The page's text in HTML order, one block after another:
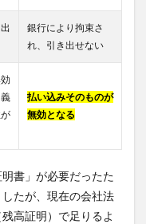
銀行により拘束さ
れ、引き出せない
払い込みそのものが
無効となる
書」が必要だったた
たが、現在の会社法
高証明）で足りるよ